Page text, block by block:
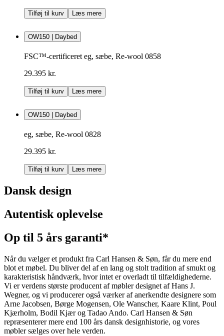
Tilføj til kurv Læs mere
OW150 | Daybed
FSC™-certificeret eg, sæbe, Re-wool 0858
29.395 kr.
Tilføj til kurv Læs mere
OW150 | Daybed
eg, sæbe, Re-wool 0828
29.395 kr.
Tilføj til kurv Læs mere
Dansk design
Autentisk oplevelse
Op til 5 års garanti*
Når du vælger et produkt fra Carl Hansen & Søn, får du mere end
blot et møbel. Du bliver del af en lang og stolt tradition af smukt og
karakteristisk håndværk, hvor intet er overladt til tilfældighederne.
Vi er verdens største producent af møbler designet af Hans J.
Wegner, og vi producerer også værker af anerkendte designere som
Arne Jacobsen, Børge Mogensen, Ole Wanscher, Kaare Klint, Poul
Kjærholm, Bodil Kjær og Tadao Ando. Carl Hansen & Søn
repræsenterer mere end 100 års dansk designhistorie, og vores
møbler sælges over hele verden.